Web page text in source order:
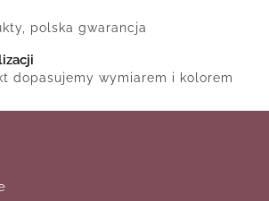
polska gwarancja
dopasujemy wymiarem i kolorem